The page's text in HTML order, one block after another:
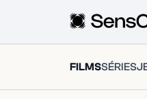
FILMSSÉRIES